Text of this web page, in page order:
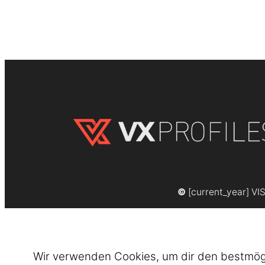
© [current_year]
Wir verwenden Cookies, um dir den